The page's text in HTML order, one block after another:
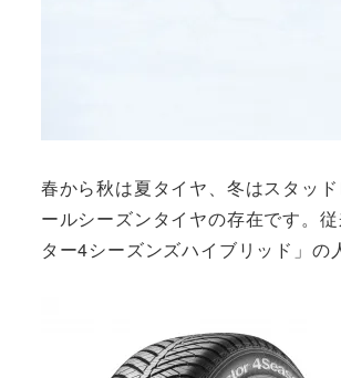
春から秋は夏タイヤ、冬はスタッ
ールシーズンタイヤの存在です。
ター4シーズンズハイブリッド」の